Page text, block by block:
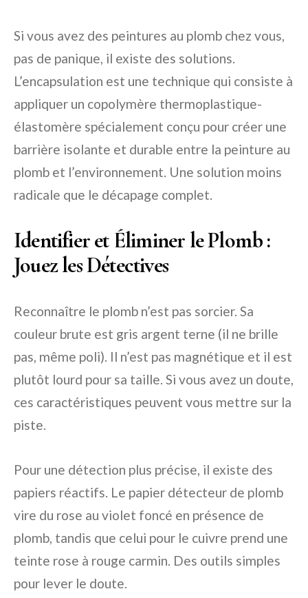
Si vous avez des peintures au plomb chez vous,
pas de panique, il existe des solutions.
L’encapsulation est une technique qui consiste à
appliquer un copolymère thermoplastique-
élastomère spécialement conçu pour créer une
barrière isolante et durable entre la peinture au
plomb et l’environnement. Une solution moins
radicale que le décapage complet.
Identifier et Éliminer le Plomb :
Jouez les Détectives
Reconnaître le plomb n’est pas sorcier. Sa
couleur brute est gris argent terne (il ne brille
pas, même poli). Il n’est pas magnétique et il est
plutôt lourd pour sa taille. Si vous avez un doute,
ces caractéristiques peuvent vous mettre sur la
piste.
Pour une détection plus précise, il existe des
papiers réactifs. Le papier détecteur de plomb
vire du rose au violet foncé en présence de
plomb, tandis que celui pour le cuivre prend une
teinte rose à rouge carmin. Des outils simples
pour lever le doute.